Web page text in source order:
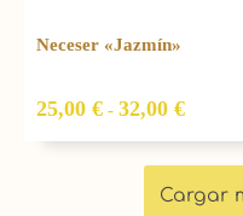
Neceser «Jazmín»
25,00 € - 32,00 €desde
hasta
32,00 €
Cargar